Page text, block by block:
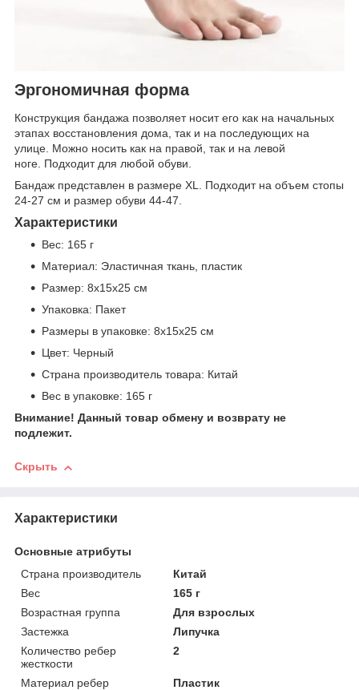
Эргономичная форма
Конструкция бандажа позволяет носит его как на начальных
этапах восстановления дома, так и на последующих на
улице. Можно носить как на правой, так и на левой
ноге. Подходит для любой обуви.
Бандаж представлен в размере XL. Подходит на объем стопы
24-27 см и размер обуви 44-47.
Характеристики
Вес: 165 г
Материал: Эластичная ткань, пластик
Размер: 8х15х25 см
Упаковка: Пакет
Размеры в упаковке: 8х15х25 см
Цвет: Черный
Страна производитель товара: Китай
Вес в упаковке: 165 г
Внимание! Данный товар обмену и возврату не
подлежит.
Скрыть
Характеристики
Основные атрибуты
Страна производитель
Китай
Вес
165 г
Возрастная группа
Для взрослых
Застежка
Липучка
Количество ребер
жесткости
2
Материал ребер
Пластик